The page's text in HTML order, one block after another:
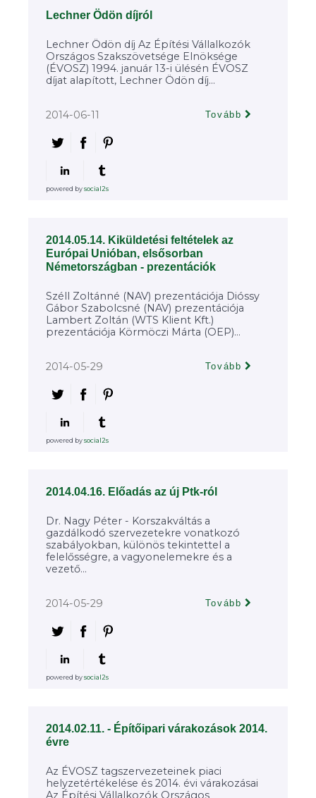
Lechner Ödön díjról
Lechner Ödön díj Az Építési Vállalkozók
Országos Szakszövetsége Elnöksége
(ÉVOSZ) 1994. január 13-i ülésén ÉVOSZ
díjat alapított, Lechner Ödön díj...
2014-06-11 Tovább
powered bysocial2s
2014.05.14. Kiküldetési feltételek az
Európai Unióban, elsősorban
Németországban - prezentációk
Széll Zoltánné (NAV) prezentációja Dióssy
Gábor Szabolcsné (NAV) prezentációja
Lambert Zoltán (WTS Klient Kft.)
prezentációja Körmöczi Márta (OEP)...
2014-05-29 Tovább
powered bysocial2s
2014.04.16. Előadás az új Ptk-ról
Dr. Nagy Péter - Korszakváltás a
gazdálkodó szervezetekre vonatkozó
szabályokban, különös tekintettel a
felelősségre, a vagyonelemekre és a
vezető...
2014-05-29 Tovább
powered bysocial2s
2014.02.11. - Építőipari várakozások 2014.
évre
Az ÉVOSZ tagszervezeteinek piaci
helyzetértékelése és 2014. évi várakozásai
Az Építési Vállalkozók Országos